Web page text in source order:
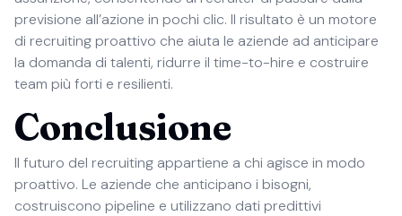
previsione all’azione in pochi clic. Il risultato è un motore
di recruiting proattivo che aiuta le aziende ad anticipare
la domanda di talenti, ridurre il time-to-hire e costruire
team più forti e resilienti.
Conclusione
Il futuro del recruiting appartiene a chi agisce in modo
proattivo. Le aziende che anticipano i bisogni,
costruiscono pipeline e utilizzano dati predittivi